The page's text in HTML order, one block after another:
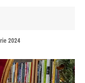
2024